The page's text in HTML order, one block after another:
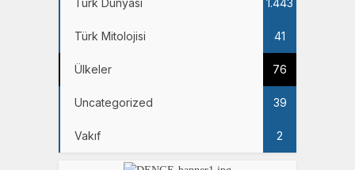
Türk Dünyası 1.443
Türk Mitolojisi 41
Ülkeler 76
Uncategorized 39
Vakıf 2